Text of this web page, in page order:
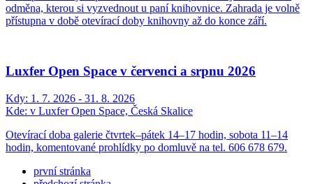
odměna, kterou si vyzvednout u paní knihovnice. Zahrada je volně
přístupna v době otevírací doby knihovny až do konce září.
Luxfer Open Space v červenci a srpnu 2026
Kdy: 1. 7. 2026 - 31. 8. 2026
Kde: v Luxfer Open Space, Česká Skalice
Otevírací doba galerie čtvrtek–pátek 14–17 hodin, sobota 11–14
hodin, komentované prohlídky po domluvě na tel. 606 678 679.
první stránka